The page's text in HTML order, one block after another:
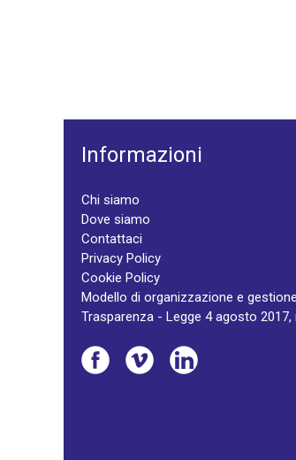
Informazioni
Chi siamo
Dove siamo
Contattaci
Privacy Policy
Cookie Policy
Modello di organizzazione e gestione
Trasparenza - Legge 4 agosto 2017,